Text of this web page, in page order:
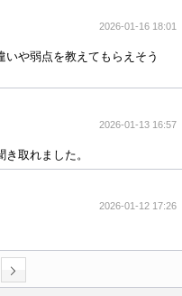
2026-01-16 18:01
や弱点を教えてもらえそう
2026-01-13 16:57
取れました。
2026-01-12 17:26